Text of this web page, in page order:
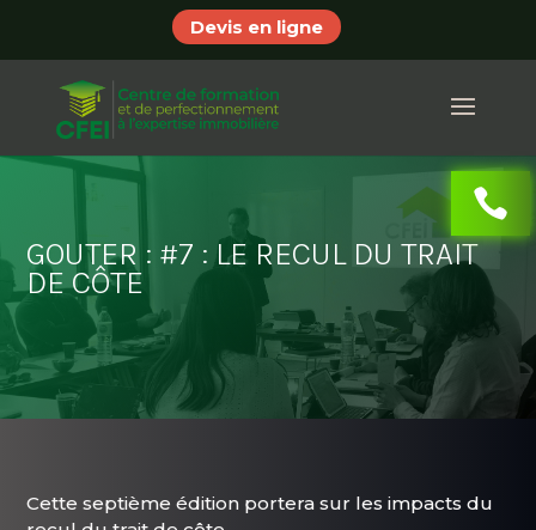
Devis en ligne
GOUTER : #7 : LE RECUL DU TRAIT
DE CÔTE
Cette septième édition portera sur les impacts du